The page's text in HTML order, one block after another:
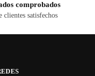
comprobados
clientes satisfechos